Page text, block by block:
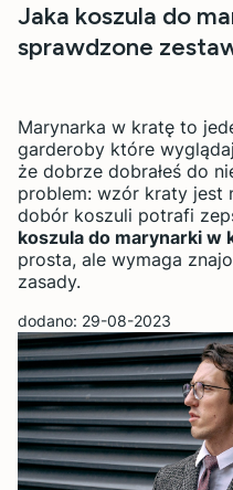
Jaka koszula do
sprawdzone
Marynarka w kratę to
garderoby które
że dobrze dobrałeś do
problem: wzór kraty jest
dobór koszuli potrafi
koszula do marynarki w
prosta, ale wymaga
zasady.
dodano: 29-08-2023